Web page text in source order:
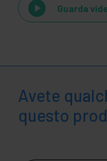
Guarda
Avete
questo